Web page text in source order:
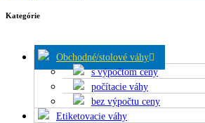
Kategórie
Obchodné/stolové váhy
s výpočtom ceny
počítacie váhy
bez výpočtu ceny
Etiketovacie váhy